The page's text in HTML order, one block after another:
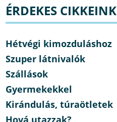
ÉRDEKES CIKKEINK
Hétvégi kimozduláshoz
Szuper látnivalók
Szállások
Gyermekekkel
Kirándulás, túraötletek
Hová utazzak?